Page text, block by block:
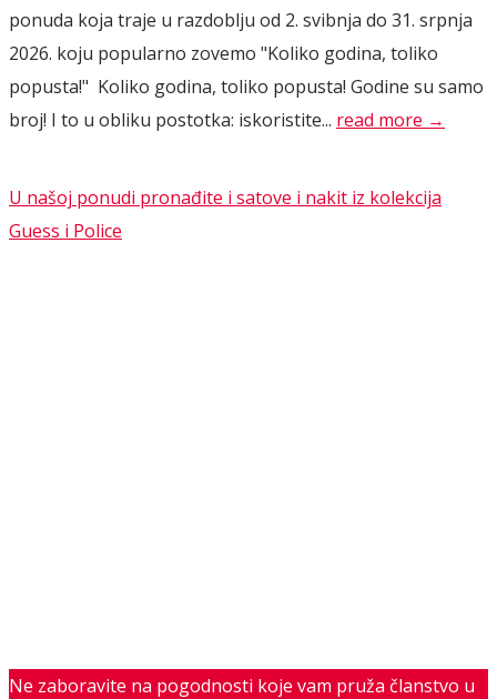
ponuda koja traje u razdoblju od 2. svibnja do 31. srpnja
2026. koju popularno zovemo "Koliko godina, toliko
popusta!" Koliko godina, toliko popusta! Godine su samo
broj! I to u obliku postotka: iskoristite... read more →
U našoj ponudi pronađite i satove i nakit iz kolekcija
Guess i Police
Ne zaboravite na pogodnosti koje vam pruža članstvo u